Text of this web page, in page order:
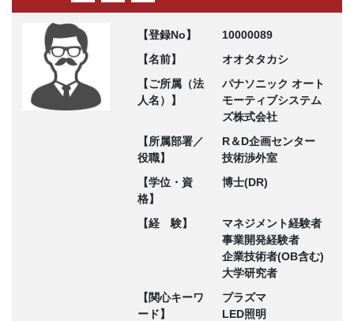
【登録No】
10000089
【名前】
オオタタカシ
【ご所属（法
人名）】
パナソニック オート
モーティブシステム
ズ株式会社
【所属部署／
役職】
R＆D企画センター
技術渉外室
【学位・資
格】
博士(DR)
【経 験】
マネジメント経験者
事業開発経験者
企業技術者(OB含む)
大学研究者
【関心キーワ
ード】
プラズマ
LED照明